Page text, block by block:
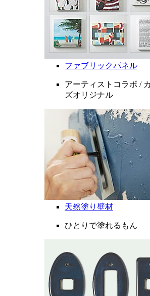
ファブリックパネル
アーティストコラボ /
ズオリジナル
天然塗り壁材
ひとりで塗れるもん